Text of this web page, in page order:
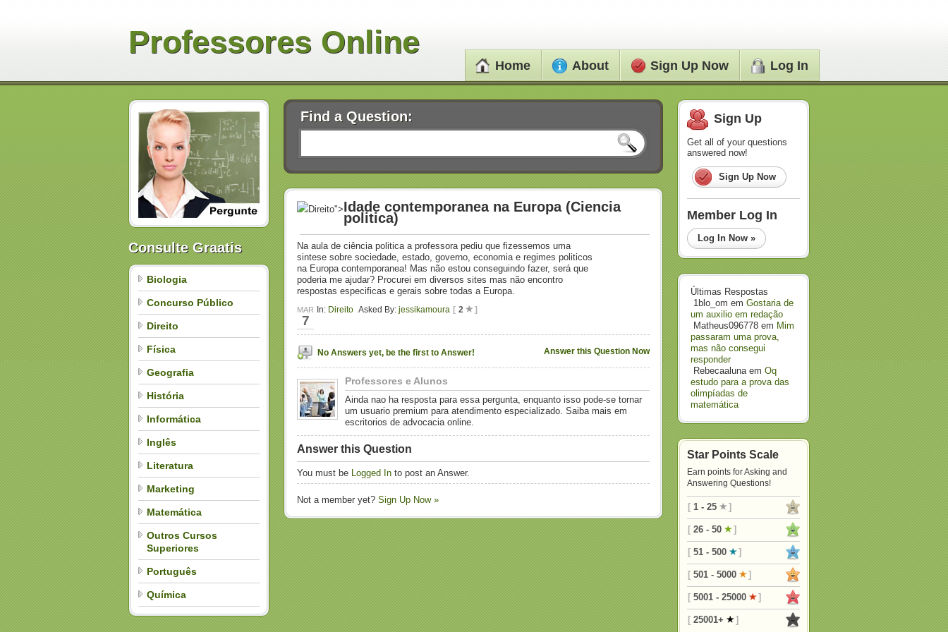
Home About Sign Up Now Log In
Professores Online
Consulte Graatis
Biologia
Concurso Público
Direito
Física
Geografia
História
Informática
Inglês
Literatura
Marketing
Matemática
Outros Cursos
Superiores
Português
Química
Find a Question:
Direito">Idade contemporanea na Europa (Ciencia
politica)
Na aula de ciência politica a professora pediu que fizessemos uma
sintese sobre sociedade, estado, governo, economia e regimes politicos
na Europa contemporanea! Mas não estou conseguindo fazer, será que
poderia me ajudar? Procurei em diversos sites mas não encontro
respostas especificas e gerais sobre todas a Europa.
In: Direito Asked By: jessikamoura [ 2 ]
MAR
7
Answer this Question Now
No Answers yet, be the first to Answer!
Professores e Alunos
Ainda nao ha resposta para essa pergunta, enquanto isso pode-se tornar
um usuario premium para atendimento especializado. Saiba mais em
escritorios de advocacia online.
Answer this Question
You must be Logged In to post an Answer.
Not a member yet? Sign Up Now »
Sign Up
Get all of your questions
answered now!
Sign Up Now
Member Log In
Log In Now »
Últimas Respostas
1blo_om em Gostaria de
um auxilio em redação
Matheus096778 em Mim
passaram uma prova,
mas não consegui
responder
Rebecaalunaem Oq
estudo para a prova das
olimpíadas de
matemática
Star Points Scale
Earn points for Asking and
Answering Questions!
[ 1 - 25 ]
[ 26 - 50 ]
[ 51 - 500 ]
[ 501 - 5000 ]
[ 5001 - 25000 ]
[ 25001+ ]